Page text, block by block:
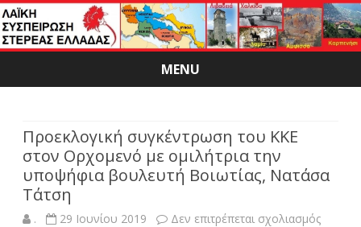
MENU
Skip
Προεκλογική συγκέντρωση του ΚΚΕ
στον Ορχομενό με ομιλήτρια την
υποψήφια βουλευτή Βοιωτίας, Νατάσα
Τάτση
. 29 Ιουνίου 2019 Δεν επιτρέπεται σχολιασμόςστο